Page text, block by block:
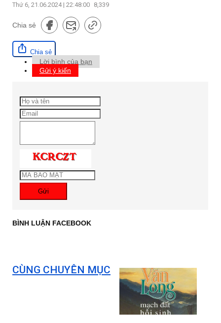
Thứ 6, 21.06.2024 | 22:48:00 8,339
Chia sẻ
Chia sẻ
Lời bình của bạn
Gửi ý kiến
Gửi
BÌNH LUẬN FACEBOOK
CÙNG CHUYÊN MỤC